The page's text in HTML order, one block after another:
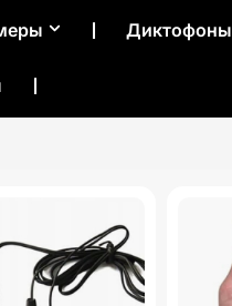
❘ Диктофоны
❘